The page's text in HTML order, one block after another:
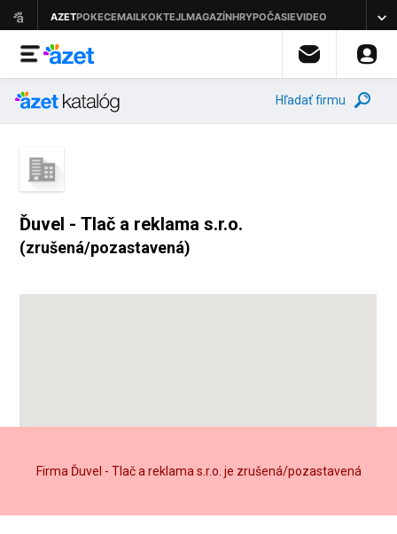
Hľadať firmu
Ďuvel - Tlač a reklama s.r.o.
(zrušená/pozastavená)
Firma Ďuvel - Tlač a reklama s.r.o. je zrušená/pozastavená